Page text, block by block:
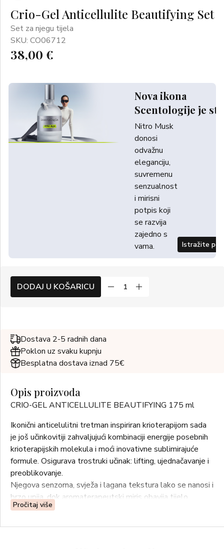
Crio-Gel Anticellulite Beautifying Set
Set za njegu tijela
SKU: CO06712
38,00 €
Nova ikona
Scentologije je
Nitro Musk
donosi
odvažnu
eleganciju,
suvremenu
senzualnost
i mirisni
potpis koji
se razvija
zajedno s
vama.
Istražite
DODAJ U KOŠARICU
Dostava 2-5 radnih dana
Poklon uz svaku kupnju
Besplatna dostava iznad 75€
Opis proizvoda
CRIO-GEL ANTICELLULITE BEAUTIFYING 175 ml
Ikonični anticelulitni tretman inspiriran krioterapijom sada
je još učinkovitiji zahvaljujući kombinaciji energije posebnih
krioterapijskih molekula i moći inovativne sublimirajuće
formule. Osigurava trostruki učinak: lifting, ujednačavanje i
preoblikovanje.
Njegova senzorna, svježa i lagana tekstura lako se nanosi i
brzo upija, dok aromaterapeutski miris obavija tijelo
pružajući osjećaj regenerirajuće dobrobiti.
AKTIVNI HLADNI EFEKT
Pročitaj više